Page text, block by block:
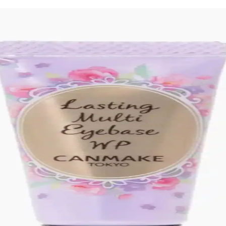
Psychic Poem soğuk pembe tonu, göz makyajını ön plana
ve Teknikler
dengelenmeli. Kaş, göz, allık, highlighter ve dudak
ve Uygulama Yöntemleri
ayrılması ve bireysel demet kullanımıyla kişiye özel uyarlanır.
ve Üyelik Avantajları
sunuyor. Fiyatlar yerel eczanelerle benzer, ancak paket avantajları
ve Tarihçesi
yapısıyla 90'lar estetiğini yansıtır. İsim yerine numara